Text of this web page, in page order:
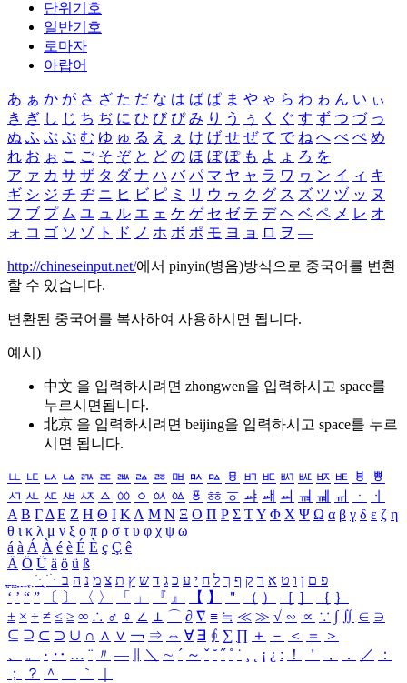
단위기호
일반기호
로마자
아랍어
あ ぁ か が さ ざ た だ な は ば ぱ ま や ゃ ら わ ゎ ん い ぃ
き ぎ し じ ち ぢ に ひ び ぴ み り う ぅ く ぐ す ず つ づ っ
ぬ ふ ぶ ぷ む ゆ ゅ る え ぇ け げ せ ぜ て で ね へ べ ぺ め
れ お ぉ こ ご そ ぞ と ど の ほ ぼ ぽ も よ ょ ろ を
ア ァ カ サ ザ タ ダ ナ ハ バ パ マ ヤ ャ ラ ワ ヮ ン イ ィ キ
ギ シ ジ チ ヂ ニ ヒ ビ ピ ミ リ ウ ゥ ク グ ス ズ ツ ヅ ッ ヌ
フ ブ プ ム ユ ュ ル エ ェ ケ ゲ セ ゼ テ デ ヘ ベ ペ メ レ オ
ォ コ ゴ ソ ゾ ト ド ノ ホ ボ ポ モ ヨ ョ ロ ヲ ―
http://chineseinput.net/에서 pinyin(병음)방식으로 중국어를 변환
할 수 있습니다.
변환된 중국어를 복사하여 사용하시면 됩니다.
예시)
中文 을 입력하시려면 zhongwen을 입력하시고 space를
누르시면됩니다.
北京 을 입력하시려면 beijing을 입력하시고 space를 누르
시면 됩니다.
ㅥ ㅦ ㅧ ㅨ ㅩ ㅪ ㅫ ㅬ ㅭ ㅮ ㅯ ㅰ ㅱ ㅲ ㅳ ㅴ ㅵ ㅶ ㅷ ㅸ
ㅹ
ㅺ ㅻ ㅼ ㅽ ㅾ ㅿ ㆀ ㆁ ㆂ ㆃ ㆄ ㆅ ㆆ ㆇ ㆈ ㆉ ㆊ ㆋ ㆌ ㆍ
ㆎ
Α Β ΓΔ Ε Ζ Η Θ Ι ΚΛ Μ Ν Ξ Ο Π Ρ Σ ΤΥ Φ Χ Ψ Ω α β γ δ ε ζ η
θ ι κ λ μ ν ξ ο π ρ σ τ υ φ χ ψ ω
á à Á À é è É È ç Ç ê
Ä Ö Ü ä ö ü ß
ִֶֹ ֻּ ׁׂ פ ם ן ו ט א ר ק ף ך ל ח י ע כ ג ד ש ץ ת צ מ נ ה ב
‘ ’ “ ” 〔 〕 〈 〉 「 」 『 』 【 】 ＂ （ ） ［ ］ ｛ ｝
± × ÷ ≠ ≤ ≥ ∞ ∴ ♂ ♀ ∠ ⊥ ⌒ ∂ ∇ ≡ ≒ ≪ ≫ √ ∽ ∝ ∵ ∫ ∬ ∈ ∋
⊆ ⊇ ⊂ ⊃ ∪ ∩ ∧ ∨ ￢ ⇒ ⇔ ∀ ∃ ∮ ∑ ∏ ＋ － ＜ ＝
＞
、
。 · ‥ … ¨ 〃 ― ＼ ∼ ´ ～ ˇ ˘ ˝ ˚ ˙ ¸ ¡ ¿ ː ！ ＇ ， ． ／
：
；
？ ＾ ｀